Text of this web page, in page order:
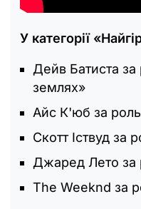
У категорії
Дейв Батиста за
землях»
Айс К'юб за роль
Скотт Іствуд за
Джаред Лето за
The Weeknd за